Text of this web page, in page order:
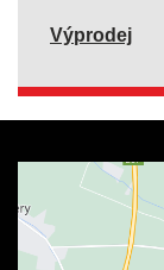
Výprodej